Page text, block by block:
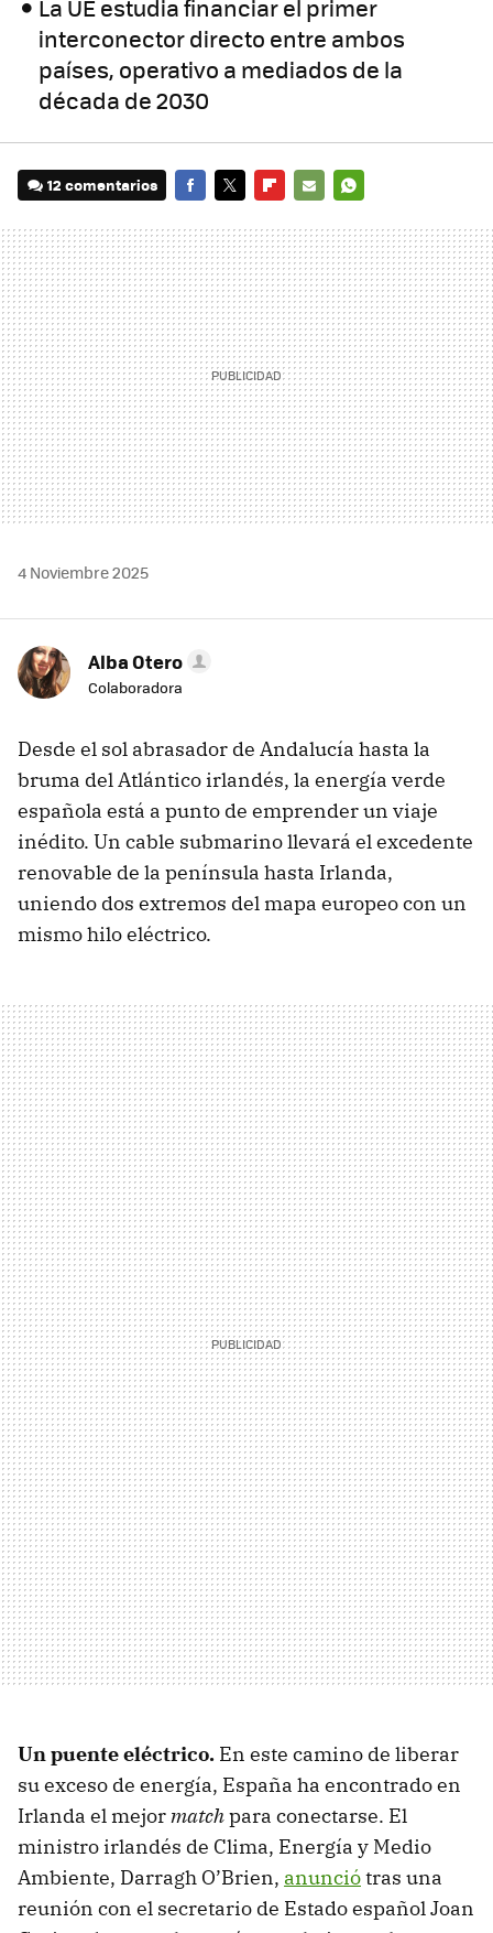
La UE estudia financiar el primer
interconector directo entre ambos
países, operativo a mediados de la
década de 2030
12 comentarios
MAIL
4 Noviembre 2025
Alba Otero
Colaboradora
Desde el sol abrasador de Andalucía hasta la
bruma del Atlántico irlandés, la energía verde
española está a punto de emprender un viaje
inédito. Un cable submarino llevará el excedente
renovable de la península hasta Irlanda,
uniendo dos extremos del mapa europeo con un
mismo hilo eléctrico.
Un puente eléctrico. En este camino de liberar
su exceso de energía, España ha encontrado en
Irlanda el mejormatchpara conectarse. El
ministro irlandés de Clima, Energía y Medio
Ambiente, Darragh O’Brien, anunciótras una
reunión con el secretario de Estado español Joan